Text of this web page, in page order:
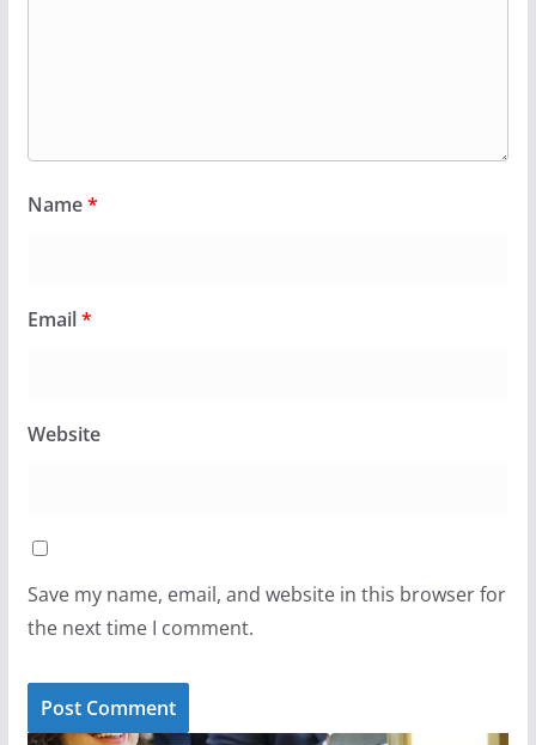
Name*
Email*
Website
Save my name, email, and website in this browser for
the next time I comment.